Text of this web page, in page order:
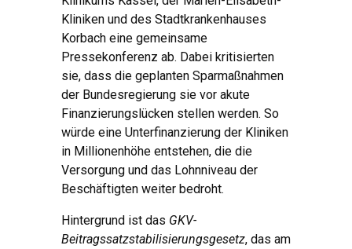
Kliniken und des Stadtkrankenhauses
Korbach eine gemeinsame
Pressekonferenz ab. Dabei kritisierten
sie, dass die geplanten Sparmaßnahmen
der Bundesregierung sie vor akute
Finanzierungslücken stellen werden. So
würde eine Unterfinanzierung der Kliniken
in Millionenhöhe entstehen, die die
Versorgung und das Lohnniveau der
Beschäftigten weiter bedroht.
Hintergrund ist das GKV-
Beitragssatzstabilisierungsgesetz, das am